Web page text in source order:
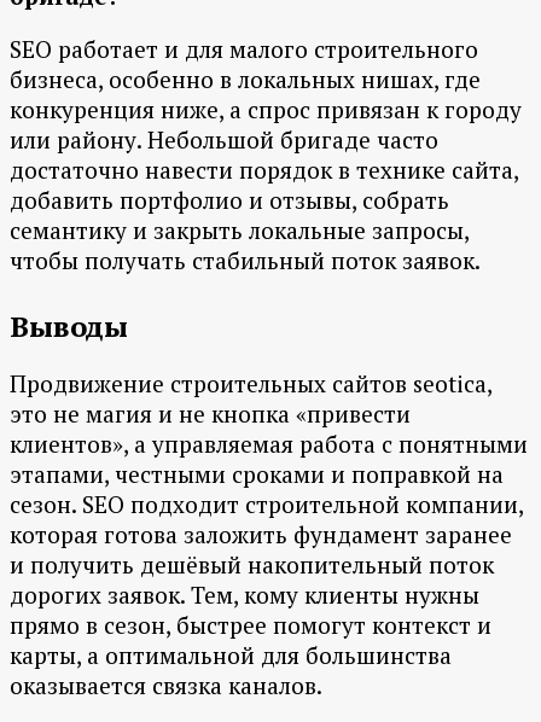
SEO работает и для малого строительного
бизнеса, особенно в локальных нишах, где
конкуренция ниже, а спрос привязан к городу
или району. Небольшой бригаде часто
достаточно навести порядок в технике сайта,
добавить портфолио и отзывы, собрать
семантику и закрыть локальные запросы,
чтобы получать стабильный поток заявок.
Выводы
Продвижение строительных сайтов seotica,
это не магия и не кнопка «привести
клиентов», а управляемая работа с понятными
этапами, честными сроками и поправкой на
сезон. SEO подходит строительной компании,
которая готова заложить фундамент заранее
и получить дешёвый накопительный поток
дорогих заявок. Тем, кому клиенты нужны
прямо в сезон, быстрее помогут контекст и
карты, а оптимальной для большинства
оказывается связка каналов.